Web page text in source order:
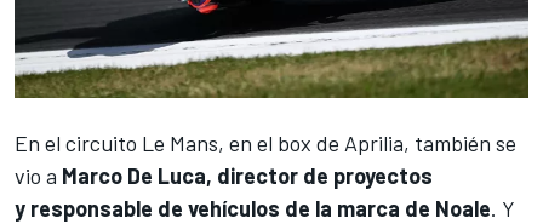
En el circuito Le Mans, en el box de Aprilia, también se
vio a Marco De Luca, director de proyectos
y responsable de vehículos de la marca de Noale. Y